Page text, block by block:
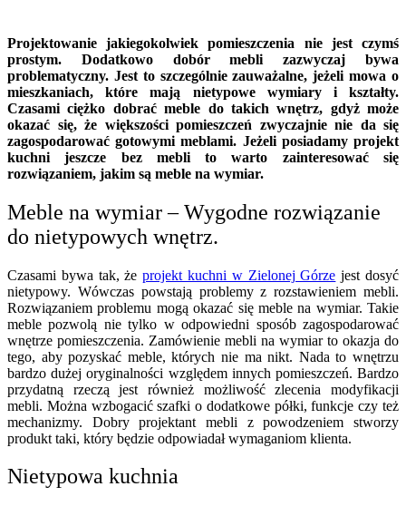
Projektowanie jakiegokolwiek pomieszczenia nie jest czymś
prostym. Dodatkowo dobór mebli zazwyczaj bywa
problematyczny. Jest to szczególnie zauważalne, jeżeli mowa o
mieszkaniach, które mają nietypowe wymiary i kształty.
Czasami ciężko dobrać meble do takich wnętrz, gdyż może
okazać się, że większości pomieszczeń zwyczajnie nie da się
zagospodarować gotowymi meblami. Jeżeli posiadamy projekt
kuchni jeszcze bez mebli to warto zainteresować się
rozwiązaniem, jakim są meble na wymiar.
Meble na wymiar – Wygodne rozwiązanie
do nietypowych wnętrz.
Czasami bywa tak, żeprojekt kuchni w Zielonej Górze jest dosyć
nietypowy. Wówczas powstają problemy z rozstawieniem mebli.
Rozwiązaniem problemu mogą okazać się meble na wymiar. Takie
meble pozwolą nie tylko w odpowiedni sposób zagospodarować
wnętrze pomieszczenia. Zamówienie mebli na wymiar to okazja do
tego, aby pozyskać meble, których nie ma nikt. Nada to wnętrzu
bardzo dużej oryginalności względem innych pomieszczeń. Bardzo
przydatną rzeczą jest również możliwość zlecenia modyfikacji
mebli. Można wzbogacić szafki o dodatkowe półki, funkcje czy też
mechanizmy. Dobry projektant mebli z powodzeniem stworzy
produkt taki, który będzie odpowiadał wymaganiom klienta.
Nietypowa kuchnia